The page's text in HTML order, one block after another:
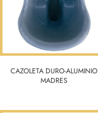
CAZOLETA DURO-ALUMINIO
MADRES